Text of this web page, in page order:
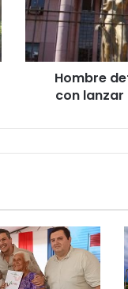
Hombre
con lanzar